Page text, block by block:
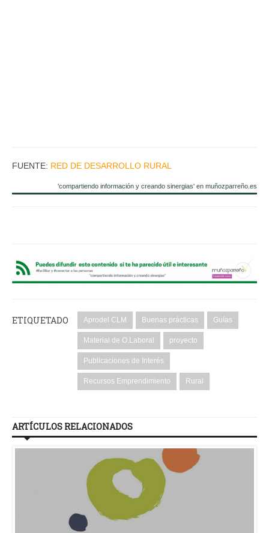
FUENTE: RED DE DESARROLLO RURAL
'compartiendo información y creando sinergias' en muñozparreño.es
ETIQUETADO Aprodel CLM Buenas prácticas Guías
Material de O.Laboral proyecto
Publicaciones de Interés
Recursos Emprendimiento Rural
ARTÍCULOS RELACIONADOS